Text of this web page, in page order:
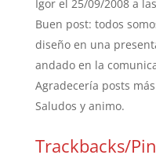
Igor el 25/09/2008 a
Buen post: todos
diseño en una
andado en la
Agradecería posts
Saludos y animo.
Trackbacks/